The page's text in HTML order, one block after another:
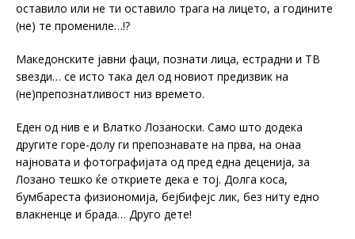
оставило или не ти оставило трага на лицето, а годините
(не) те промениле…!?
Македонските јавни фаци, познати лица, естрадни и ТВ
ѕвезди… се исто така дел од новиот предизвик на
(не)препознатливост низ времето.
Еден од нив е и Влатко Лозаноски. Само што додека
другите горе-долу ги препознавате на прва, на онаа
најновата и фотографијата од пред една деценија, за
Лозано тешко ќе откриете дека е тој. Долга коса,
бумбареста физиономија, бејбифејс лик, без ниту едно
влакненце и брада… Друго дете!